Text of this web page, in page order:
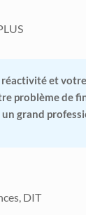
et
problème de
grand
DIT